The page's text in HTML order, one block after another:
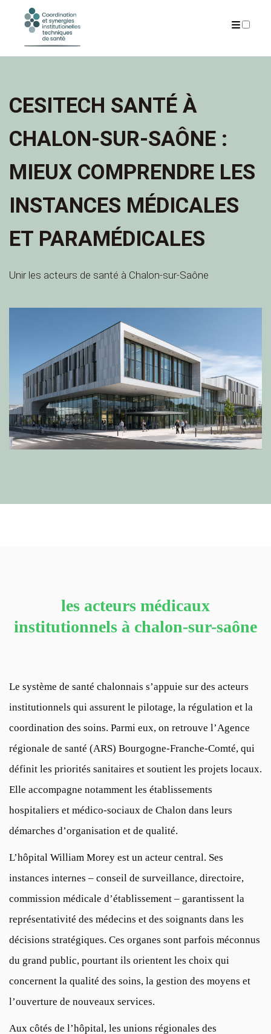
A PROPOS
CESITECH SANTÉ À
CHALON-SUR-SAÔNE :
MIEUX COMPRENDRE LES
INSTANCES MÉDICALES
ET PARAMÉDICALES
Unir les acteurs de santé à Chalon-sur-Saône
les acteurs médicaux
institutionnels à chalon-sur-saône
Le système de santé chalonnais s’appuie sur des acteurs
institutionnels qui assurent le pilotage, la régulation et la
coordination des soins. Parmi eux, on retrouve l’Agence
régionale de santé (ARS) Bourgogne-Franche-Comté, qui
définit les priorités sanitaires et soutient les projets locaux.
Elle accompagne notamment les établissements
hospitaliers et médico-sociaux de Chalon dans leurs
démarches d’organisation et de qualité.
L’hôpital William Morey est un acteur central. Ses
instances internes – conseil de surveillance, directoire,
commission médicale d’établissement – garantissent la
représentativité des médecins et des soignants dans les
décisions stratégiques. Ces organes sont parfois méconnus
du grand public, pourtant ils orientent les choix qui
concernent la qualité des soins, la gestion des moyens et
l’ouverture de nouveaux services.
Aux côtés de l’hôpital, les unions régionales des